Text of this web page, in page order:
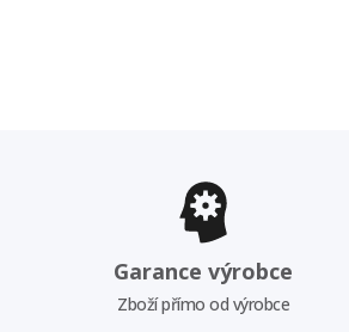
Garance výrobce
Zboží přímo od výrobce